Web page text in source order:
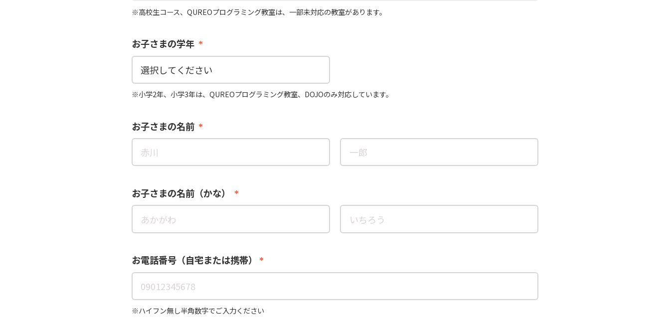
※高校生コース、QUREOプログラミング教室は、一部未対応の教室があります。
お子さまの学年
※小学2年、小学3年は、QUREOプログラミング教室、DOJOのみ対応しています。
お子さまの名前
お子さまの名前（かな）
お電話番号（自宅または携帯）
※ハイフン無し半角数字でご入力ください